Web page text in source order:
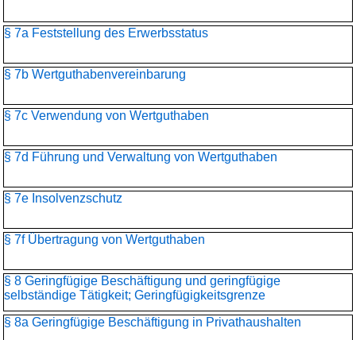
§ 7a Feststellung des Erwerbsstatus
§ 7b Wertguthabenvereinbarung
§ 7c Verwendung von Wertguthaben
§ 7d Führung und Verwaltung von Wertguthaben
§ 7e Insolvenzschutz
§ 7f Übertragung von Wertguthaben
§ 8 Geringfügige Beschäftigung und geringfügige
selbständige Tätigkeit; Geringfügigkeitsgrenze
§ 8a Geringfügige Beschäftigung in Privathaushalten